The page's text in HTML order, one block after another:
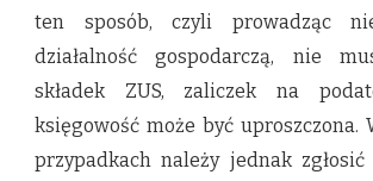
ten sposób, czyli prowadząc
działalność gospodarczą, nie
składek ZUS, zaliczek na
księgowość może być uproszczona.
przypadkach należy jednak zgłosić